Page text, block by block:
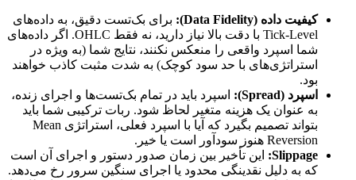
کیفیت داده (Data Fidelity):
برای بک‌تست دقیق، به داده‌های
Tick-Level با دقت بالا نیاز دارید، نه فقط OHLC. اگر داده‌های
شما اسپرد واقعی را منعکس نکنند، نتایج شما (به ویژه در
استراتژی‌های با حد سود کوچک) به شدت مثبت کاذب خواهند
بود.
اسپرد (Spread):
اسپرد باید در تمام بک‌تست‌ها و اجرای زنده،
به عنوان یک هزینه متغیر لحاظ شود. ربات ترکیبی شما باید
بتواند تصمیم بگیرد که آیا با اسپرد فعلی، استراتژی Mean
Reversion هنوز سودآور است یا خیر.
Slippage:
این تأخیر بین زمان صدور دستور و اجرای آن است
که به دلیل نقدینگی محدود یا اجرای سنگین سرور رخ می‌دهد.